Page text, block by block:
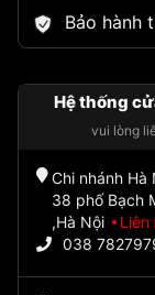
Bảo hành
Hệ thống
vui lòng
Chi nhánh Hà
38 phố Bạch
,Hà Nội
Liên
038